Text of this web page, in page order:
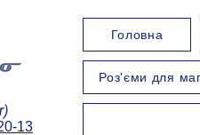
13
Головна
Роз'єми для